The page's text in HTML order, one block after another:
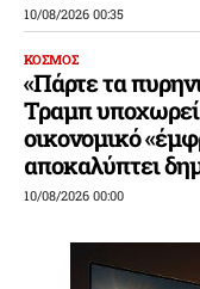
10/08/2026 00:35
ΚΟΣΜΟΣ
«Πάρτε τα
Τραμπ υποχωρεί
οικονομικό
αποκαλύπτει
10/08/2026 00:00